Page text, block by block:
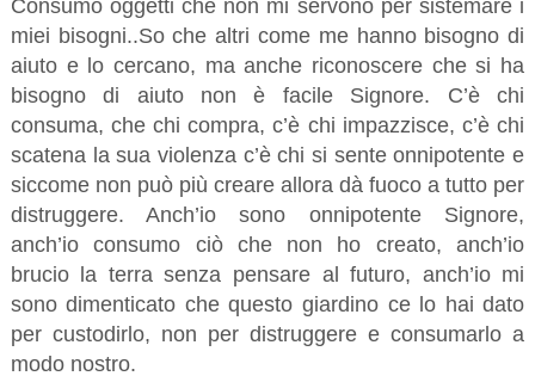
Consumo oggetti che non mi servono per sistemare i
miei bisogni..So che altri come me hanno bisogno di
aiuto e lo cercano, ma anche riconoscere che si ha
bisogno di aiuto non è facile Signore. C’è chi
consuma, che chi compra, c’è chi impazzisce, c’è chi
scatena la sua violenza c’è chi si sente onnipotente e
siccome non può più creare allora dà fuoco a tutto per
distruggere. Anch’io sono onnipotente Signore,
anch’io consumo ciò che non ho creato, anch’io
brucio la terra senza pensare al futuro, anch’io mi
sono dimenticato che questo giardino ce lo hai dato
per custodirlo, non per distruggere e consumarlo a
modo nostro.